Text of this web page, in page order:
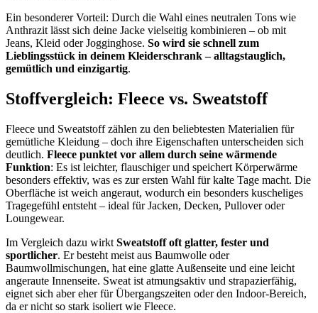
Ein besonderer Vorteil: Durch die Wahl eines neutralen Tons wie
Anthrazit lässt sich deine Jacke vielseitig kombinieren – ob mit
Jeans, Kleid oder Jogginghose. So wird sie schnell zum
Lieblingsstück in deinem Kleiderschrank – alltagstauglich,
gemütlich und einzigartig.
Stoffvergleich: Fleece vs. Sweatstoff
Fleece und Sweatstoff zählen zu den beliebtesten Materialien für
gemütliche Kleidung – doch ihre Eigenschaften unterscheiden sich
deutlich. Fleece punktet vor allem durch seine wärmende
Funktion: Es ist leichter, flauschiger und speichert Körperwärme
besonders effektiv, was es zur ersten Wahl für kalte Tage macht. Die
Oberfläche ist weich angeraut, wodurch ein besonders kuscheliges
Tragegefühl entsteht – ideal für Jacken, Decken, Pullover oder
Loungewear.
Im Vergleich dazu wirkt Sweatstoff oft glatter, fester und
sportlicher. Er besteht meist aus Baumwolle oder
Baumwollmischungen, hat eine glatte Außenseite und eine leicht
angeraute Innenseite. Sweat ist atmungsaktiv und strapazierfähig,
eignet sich aber eher für Übergangszeiten oder den Indoor-Bereich,
da er nicht so stark isoliert wie Fleece.